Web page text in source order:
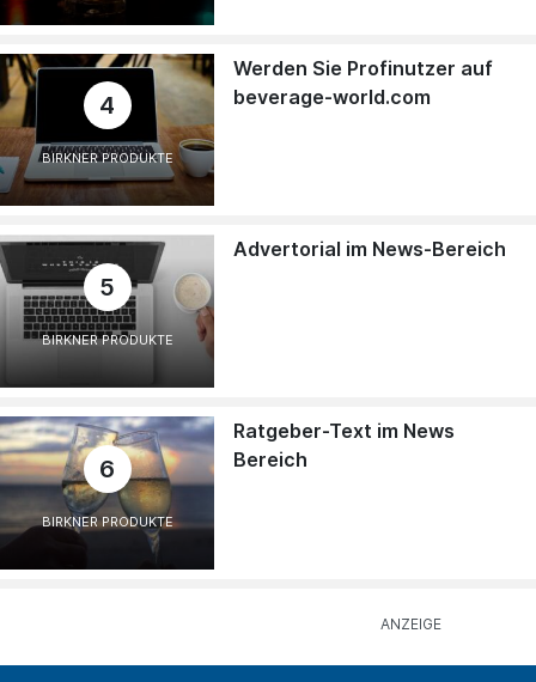
4
BIRKNER PRODUKTE
Werden Sie Profinutzer auf
beverage-world.com
5
BIRKNER PRODUKTE
Advertorial im News-Bereich
6
BIRKNER PRODUKTE
Ratgeber-Text im News
Bereich